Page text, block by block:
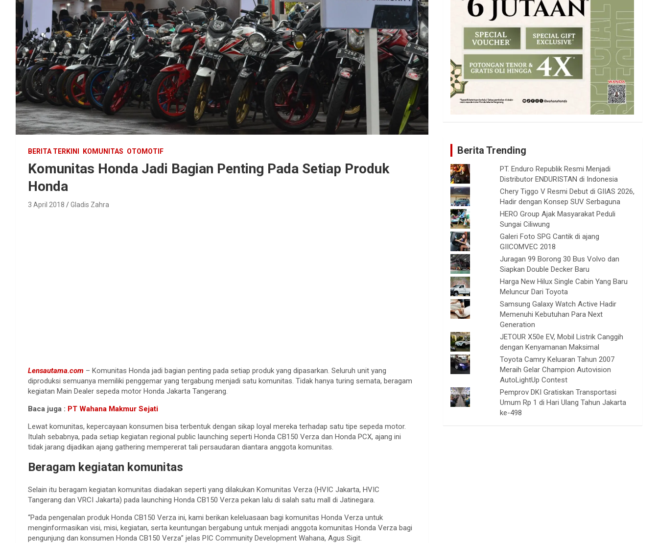
BERITA TERKINI KOMUNITAS OTOMOTIF
Komunitas Honda Jadi Bagian Penting Pada Setiap Produk
Honda
3 April 2018 Gladis Zahra
Lensautama.com – Komunitas Honda jadi bagian penting pada setiap produk yang dipasarkan. Seluruh unit yang
diproduksi semuanya memiliki penggemar yang tergabung menjadi satu komunitas. Tidak hanya turing semata, beragam
kegiatan Main Dealer sepeda motor Honda Jakarta Tangerang.
Baca juga : PT Wahana Makmur Sejati
Lewat komunitas, kepercayaan konsumen bisa terbentuk dengan sikap loyal mereka terhadap satu tipe sepeda motor.
Itulah sebabnya, pada setiap kegiatan regional public launching seperti Honda CB150 Verza dan Honda PCX, ajang ini
tidak jarang dijadikan ajang gathering mempererat tali persaudaran diantara anggota komunitas.
Beragam kegiatan komunitas
Selain itu beragam kegiatan komunitas diadakan seperti yang dilakukan Komunitas Verza (HVIC Jakarta, HVIC
Tangerang dan VRCI Jakarta) pada launching Honda CB150 Verza pekan lalu di salah satu mall di Jatinegara.
“Pada pengenalan produk Honda CB150 Verza ini, kami berikan keleluasaan bagi komunitas Honda Verza untuk
menginformasikan visi, misi, kegiatan, serta keuntungan bergabung untuk menjadi anggota komunitas Honda Verza bagi
pengunjung dan konsumen Honda CB150 Verza” jelas PIC Community Development Wahana, Agus Sigit.
Berita Trending
PT. Enduro Republik Resmi Menjadi
Distributor ENDURISTAN di Indonesia
Chery Tiggo V Resmi Debut di GIIAS 2026,
Hadir dengan Konsep SUV Serbaguna
HERO Group Ajak Masyarakat Peduli
Sungai Ciliwung
Galeri Foto SPG Cantik di ajang
GIICOMVEC 2018
Juragan 99 Borong 30 Bus Volvo dan
Siapkan Double Decker Baru
Harga New Hilux Single Cabin Yang Baru
Meluncur Dari Toyota
Samsung Galaxy Watch Active Hadir
Memenuhi Kebutuhan Para Next
Generation
JETOUR X50e EV, Mobil Listrik Canggih
dengan Kenyamanan Maksimal
Toyota Camry Keluaran Tahun 2007
Meraih Gelar Champion Autovision
AutoLightUp Contest
Pemprov DKI Gratiskan Transportasi
Umum Rp 1 di Hari Ulang Tahun Jakarta
ke-498